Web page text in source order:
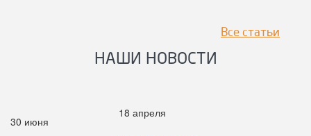
Все статьи
НАШИ НОВОСТИ
30 июня
18 апреля